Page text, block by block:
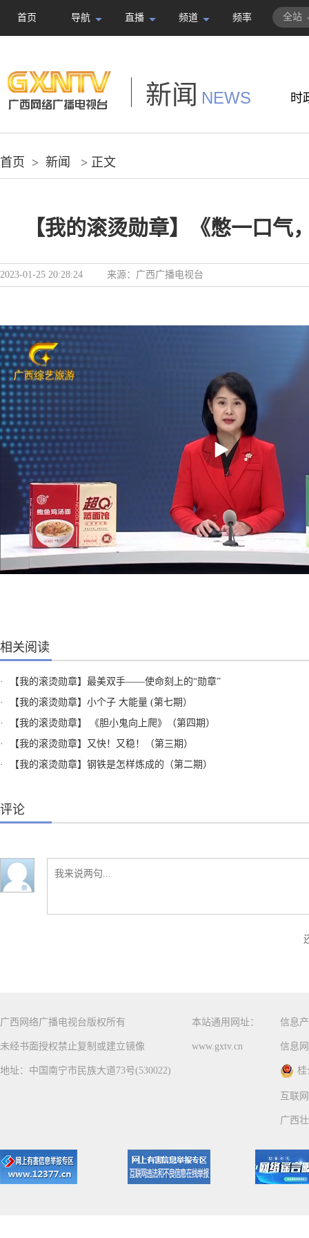
首页 导航 直播 频道 频率 全站
新闻 NEWS 时
首页 > 新闻 > 正文
【我的滚烫勋章】《憋一口气
2023-01-25 20:28:24 来源： 广西广播电视台
相关阅读
·
【我的滚烫勋章】最美双手——使命刻上的“勋章”
·
【我的滚烫勋章】小个子 大能量 (第七期）
·
【我的滚烫勋章】 《胆小鬼向上爬》（第四期）
·
【我的滚烫勋章】又快！又稳！（第三期）
·
【我的滚烫勋章】钢铁是怎样炼成的（第二期）
评论
广西网络广播电视台版权所有
未经书面授权禁止复制或建立镜像
地址：中国南宁市民族大道73号(530022)
本站通用网址：
www.gxtv.cn
信息
信息
桂
互联
广西